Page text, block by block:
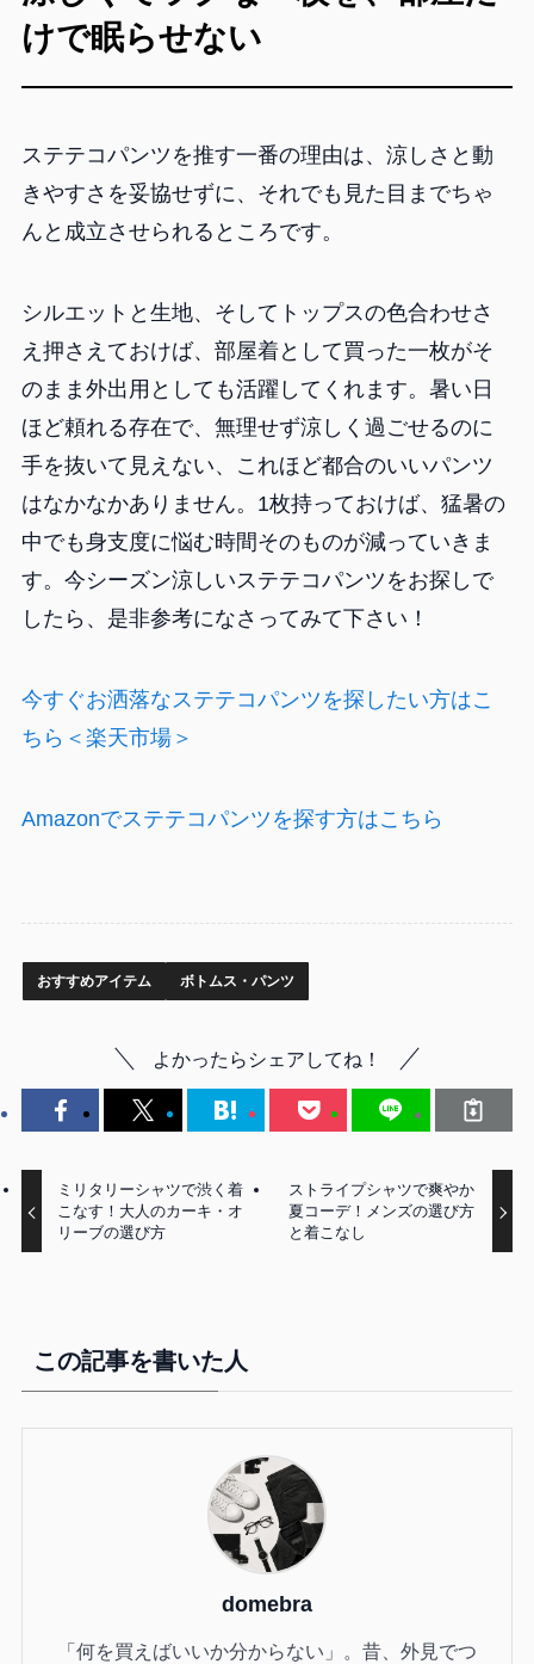
けで眠らせない
ステテコパンツを推す一番の理由は、涼しさと動
きやすさを妥協せずに、それでも見た目までちゃ
んと成立させられるところです。
シルエットと生地、そしてトップスの色合わせさ
え押さえておけば、部屋着として買った一枚がそ
のまま外出用としても活躍してくれます。暑い日
ほど頼れる存在で、無理せず涼しく過ごせるのに
手を抜いて見えない、これほど都合のいいパンツ
はなかなかありません。1枚持っておけば、猛暑の
中でも身支度に悩む時間そのものが減っていきま
す。今シーズン涼しいステテコパンツをお探しで
したら、是非参考になさってみて下さい！
今すぐお洒落なステテコパンツを探したい方はこ
ちら＜楽天市場＞
Amazonでステテコパンツを探す方はこちら
おすすめアイテム ボトムス・パンツ
よかったらシェアしてね！
ミリタリーシャツで渋く着
こなす！大人のカーキ・オ
リーブの選び方
ストライプシャツで爽やか
夏コーデ！メンズの選び方
と着こなし
この記事を書いた人
domebra
「何を買えばいいか分からない」。昔、外見でつ